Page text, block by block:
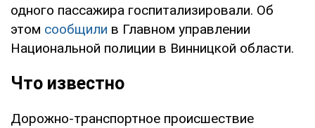
одного пассажира госпитализировали. Об
этом сообщили в Главном управлении
Национальной полиции в Винницкой области.
Что известно
Дорожно-транспортное происшествие